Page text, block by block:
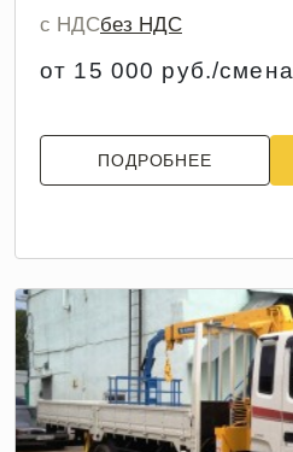
с НДСбез НДС
от 15 000 руб./смена
ПОДРОБНЕЕ